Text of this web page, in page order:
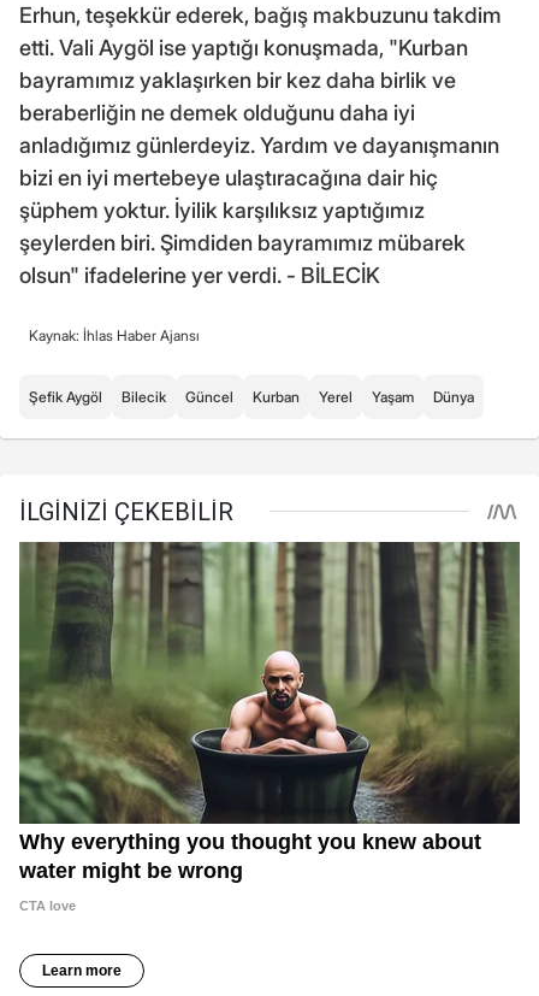
Erhun, teşekkür ederek, bağış makbuzunu takdim
etti. Vali Aygöl ise yaptığı konuşmada, "Kurban
bayramımız yaklaşırken bir kez daha birlik ve
beraberliğin ne demek olduğunu daha iyi
anladığımız günlerdeyiz. Yardım ve dayanışmanın
bizi en iyi mertebeye ulaştıracağına dair hiç
şüphem yoktur. İyilik karşılıksız yaptığımız
şeylerden biri. Şimdiden bayramımız mübarek
olsun" ifadelerine yer verdi. - BİLECİK
Kaynak: İhlas Haber Ajansı
Şefik Aygöl Bilecik Güncel Kurban Yerel Yaşam Dünya